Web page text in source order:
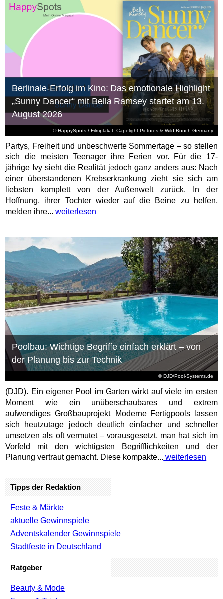
© HappySpots / Filmplakat: Capelight Pictures & Wild Bunch Germany
Berlinale-Erfolg im Kino: Das emotionale Highlight
„Sunny Dancer“ mit Bella Ramsey startet am 13.
August 2026
Partys, Freiheit und unbeschwerte Sommertage – so stellen
sich die meisten Teenager ihre Ferien vor. Für die 17-
jährige Ivy sieht die Realität jedoch ganz anders aus: Nach
einer überstandenen Krebserkrankung zieht sie sich am
liebsten komplett von der Außenwelt zurück. In der
Hoffnung, ihrer Tochter wieder auf die Beine zu helfen,
melden ihre... weiterlesen
© DJD/Pool-Systems.de
Poolbau: Wichtige Begriffe einfach erklärt – von
der Planung bis zur Technik
(DJD). Ein eigener Pool im Garten wirkt auf viele im ersten
Moment wie ein unüberschaubares und extrem
aufwendiges Großbauprojekt. Moderne Fertigpools lassen
sich heutzutage jedoch deutlich einfacher und schneller
umsetzen als oft vermutet – vorausgesetzt, man hat sich im
Vorfeld mit den wichtigsten Begrifflichkeiten und der
Planung vertraut gemacht. Diese kompakte... weiterlesen
Tipps der Redaktion
Feste & Märkte
aktuelle Gewinnspiele
Adventskalender Gewinnspiele
Stadtfeste in Deutschland
Ratgeber
Beauty & Mode